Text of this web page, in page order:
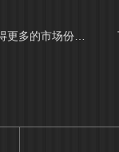
多的市场份额？